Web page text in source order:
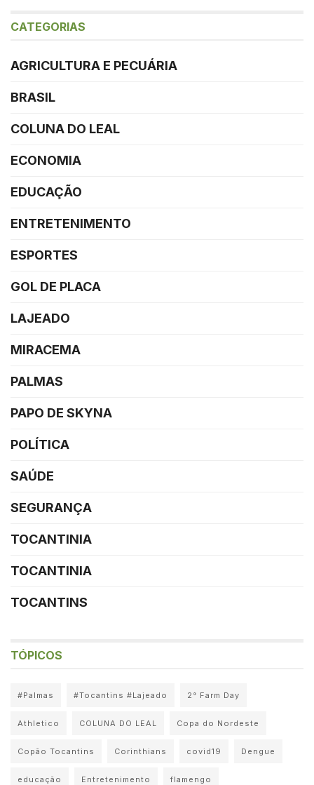
CATEGORIAS
AGRICULTURA E PECUÁRIA
BRASIL
COLUNA DO LEAL
ECONOMIA
EDUCAÇÃO
ENTRETENIMENTO
ESPORTES
GOL DE PLACA
LAJEADO
MIRACEMA
PALMAS
PAPO DE SKYNA
POLÍTICA
SAÚDE
SEGURANÇA
TOCANTINIA
TOCANTINIA
TOCANTINS
TÓPICOS
#Palmas #Tocantins #Lajeado 2° Farm Day
Athletico COLUNA DO LEAL Copa do Nordeste
Copão Tocantins Corinthians covid19 Dengue
educação Entretenimento flamengo